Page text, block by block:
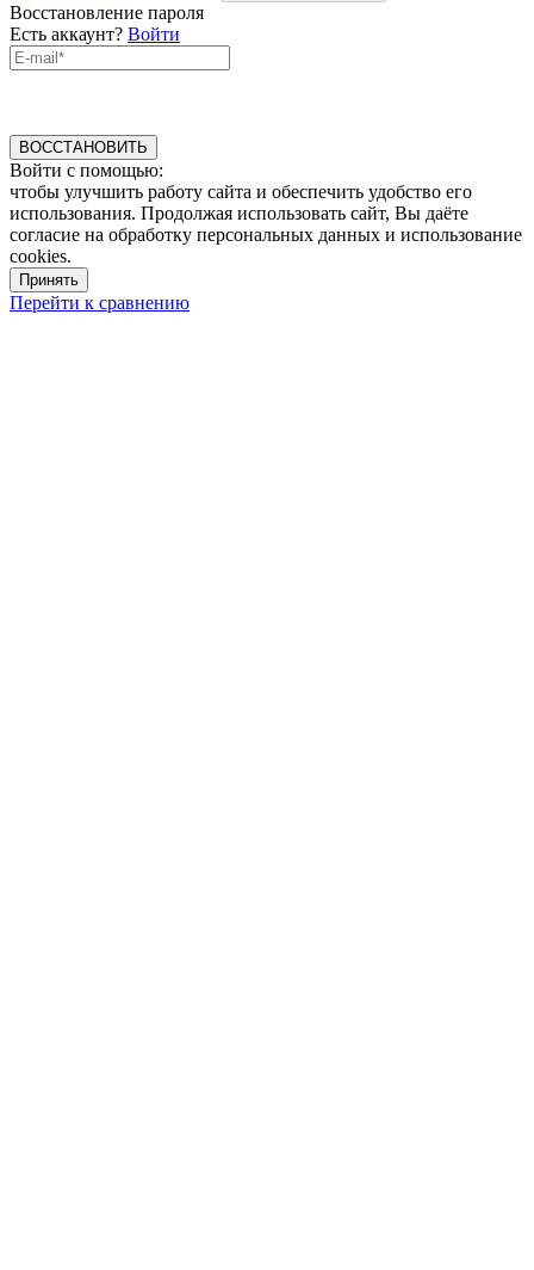
Восстановление пароля
Есть аккаунт? Войти
ВОССТАНОВИТЬ
Войти с помощью:
чтобы улучшить работу сайта и обеспечить удобство его
использования. Продолжая использовать сайт, Вы даёте
согласие на обработку персональных данных и использование
cookies.
Принять
Перейти к сравнению